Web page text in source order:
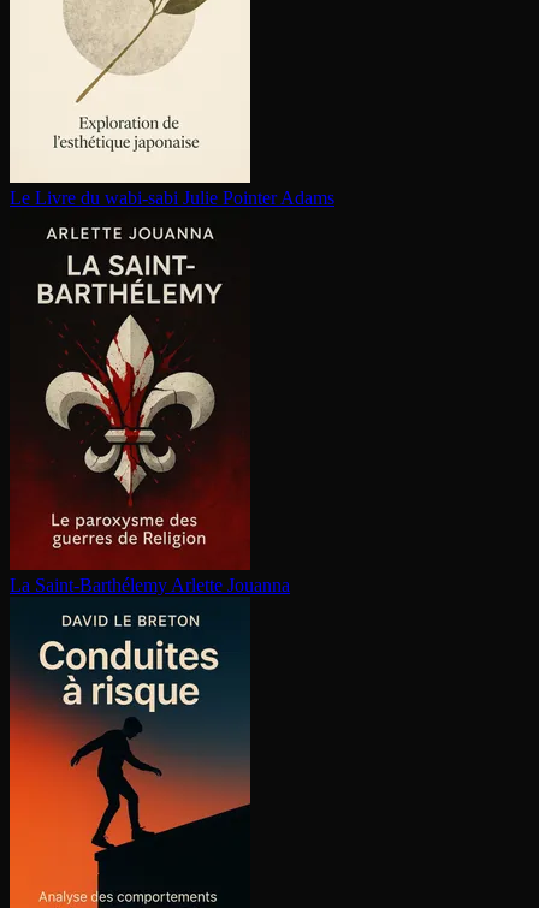
Le Livre du wabi-sabi Julie Pointer Adams
La Saint-Barthélemy Arlette Jouanna